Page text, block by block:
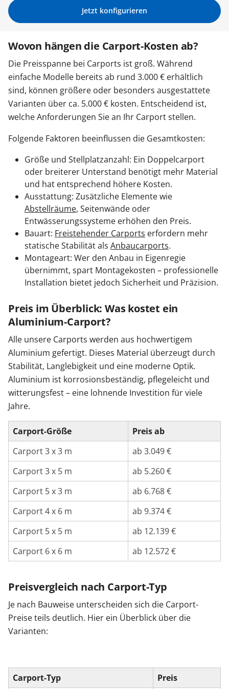
Zäune & Tore
Garagentore
Carports
Kontakt / Hilfe
Jetzt konfigurieren
Wovon hängen die Carport-Kosten ab?
Die Preisspanne bei Carports ist groß. Während
einfache Modelle bereits ab rund 3.000 € erhältlich
sind, können größere oder besonders ausgestattete
Varianten über ca. 5.000 € kosten. Entscheidend ist,
welche Anforderungen Sie an Ihr Carport stellen.
Folgende Faktoren beeinflussen die Gesamtkosten:
Größe und Stellplatzanzahl: Ein Doppelcarport
oder breiterer Unterstand benötigt mehr Material
und hat entsprechend höhere Kosten.
Ausstattung: Zusätzliche Elemente wie
Abstellräume, Seitenwände oder
Entwässerungssysteme erhöhen den Preis.
Bauart: Freistehender Carports erfordern mehr
statische Stabilität als Anbaucarports.
Montageart: Wer den Anbau in Eigenregie
übernimmt, spart Montagekosten – professionelle
Installation bietet jedoch Sicherheit und Präzision.
Preis im Überblick: Was kostet ein
Aluminium-Carport?
Alle unsere Carports werden aus hochwertigem
Aluminium gefertigt. Dieses Material überzeugt durch
Stabilität, Langlebigkeit und eine moderne Optik.
Aluminium ist korrosionsbeständig, pflegeleicht und
witterungsfest – eine lohnende Investition für viele
Jahre.
Carport-Größe
Preis ab
Carport 3 x 3 m
ab 3.049 €
Carport 3 x 5 m
ab 5.260 €
Carport 5 x 3 m
ab 6.768 €
Carport 4 x 6 m
ab 9.374 €
Carport 5 x 5 m
ab 12.139 €
Carport 6 x 6 m
ab 12.572 €
Preisvergleich nach Carport-Typ
Je nach Bauweise unterscheiden sich die Carport-
Preise teils deutlich. Hier ein Überblick über die
Varianten:
Carport-Typ Preis